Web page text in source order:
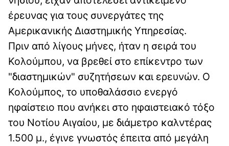
έρευνας για τους συνεργάτες της
Αμερικανικής Διαστημικής Υπηρεσίας.
Πριν από λίγους μήνες, ήταν η σειρά του
Κολούμπου, να βρεθεί στο επίκεντρο των
"διαστημικών" συζητήσεων και ερευνών. Ο
Κολούμπος, το υποθαλάσσιο ενεργό
ηφαίστειο που ανήκει στο ηφαιστειακό τόξο
του Νοτίου Αιγαίου, με διάμετρο καλντέρας
1.500 μ., έγινε γνωστός έπειτα από μεγάλη